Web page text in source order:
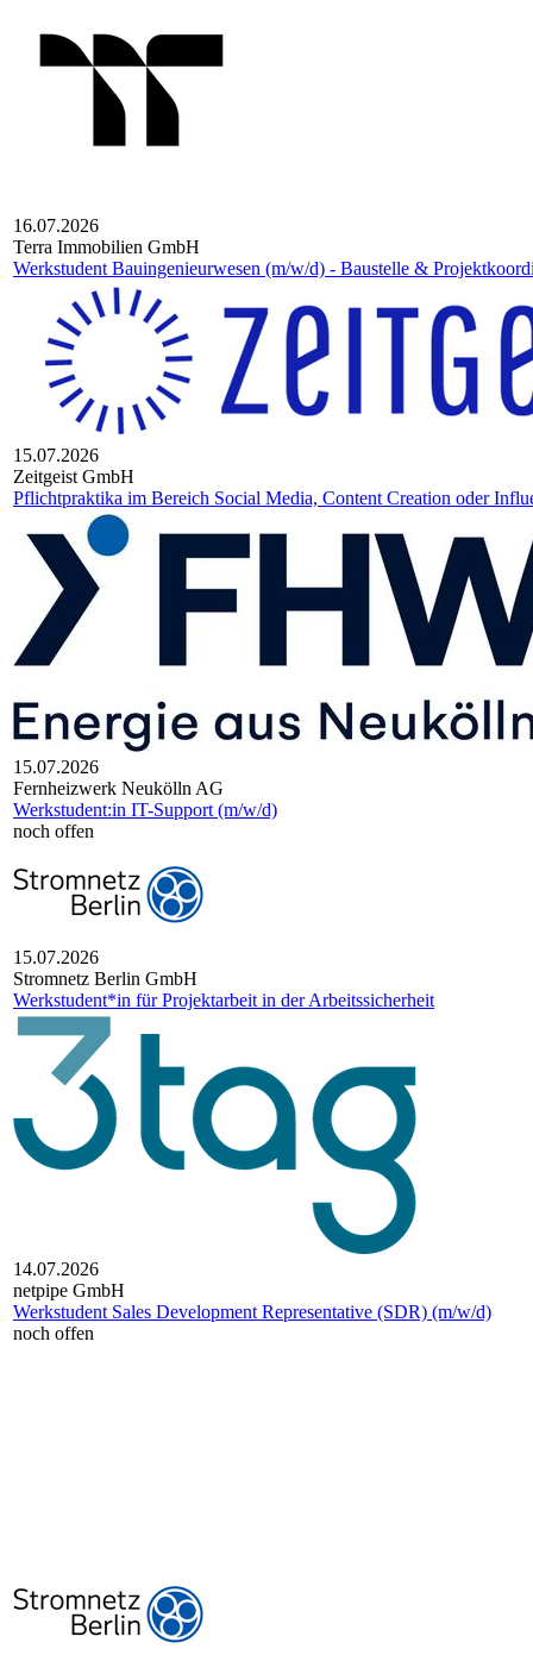
16.07.2026
Terra Immobilien GmbH
Werkstudent Bauingenieurwesen (m/w/d) - Baustelle &
15.07.2026
Zeitgeist GmbH
Pflichtpraktika im Bereich Social Media, Content Creation oder
15.07.2026
Fernheizwerk Neukölln AG
Werkstudent:in IT-Support (m/w/d)
noch offen
15.07.2026
Stromnetz Berlin GmbH
Werkstudent*in für Projektarbeit in der Arbeitssicherheit
14.07.2026
netpipe GmbH
Werkstudent Sales Development Representative (SDR) (m/w/d)
noch offen